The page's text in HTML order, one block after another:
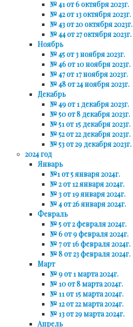
№ 41 от 6 октября 2023г.
№ 42 от 13 октября 2023г.
№ 43 от 20 октября 2023г.
№ 44 от 27 октября 2023г.
Ноябрь
№ 45 от 3 ноября 2023г.
№ 46 от 10 ноября 2023г.
№ 47 от 17 ноября 2023г.
№ 48 от 24 ноября 2023г.
Декабрь
№ 49 от 1 декабря 2023г.
№ 50 от 8 декабря 2023г.
№ 51 от 15 декабря 2023г.
№ 52 от 22 декабря 2023г.
№ 53 от 29 декабря 2023г.
2024 год
Январь
№1 от 5 января 2024г.
№ 2 от 12 января 2024г.
№ 3 от 19 января 2024г.
№ 4 от 26 января 2024г.
Февраль
№ 5 от 2 февраля 2024г.
№ 6 от 9 февраля 2024г.
№ 7 от 16 февраля 2024г.
№ 8 от 23 февраля 2024г.
Март
№ 9 от 1 марта 2024г.
№ 10 от 8 марта 2024г.
№ 11 от 15 марта 2024г.
№ 12 от 22 марта 2024г.
№ 13 от 29 марта 2024г.
Апрель